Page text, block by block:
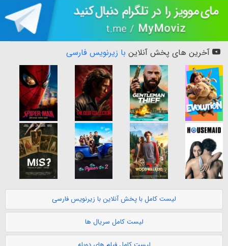
آخرین های پخش آنلاین با زیرنویس فارسی
لیست کامل با پخش آنلاین با زیرنویس فارسی
لیست کامل سریال ها